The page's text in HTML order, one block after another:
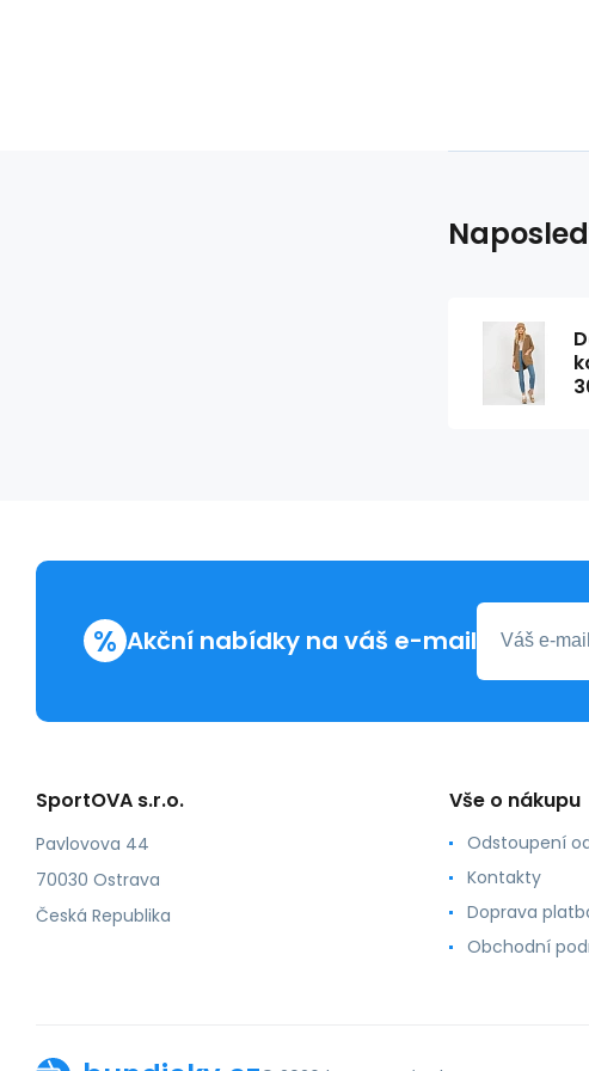
% Akční nabídky na váš e-mail
SportOVA s.r.o.
Pavlovova 44
70030 Ostrava
Česká Republika
Vše o nákupu
Odstoupení
Kontakty
Doprava
Obchodní